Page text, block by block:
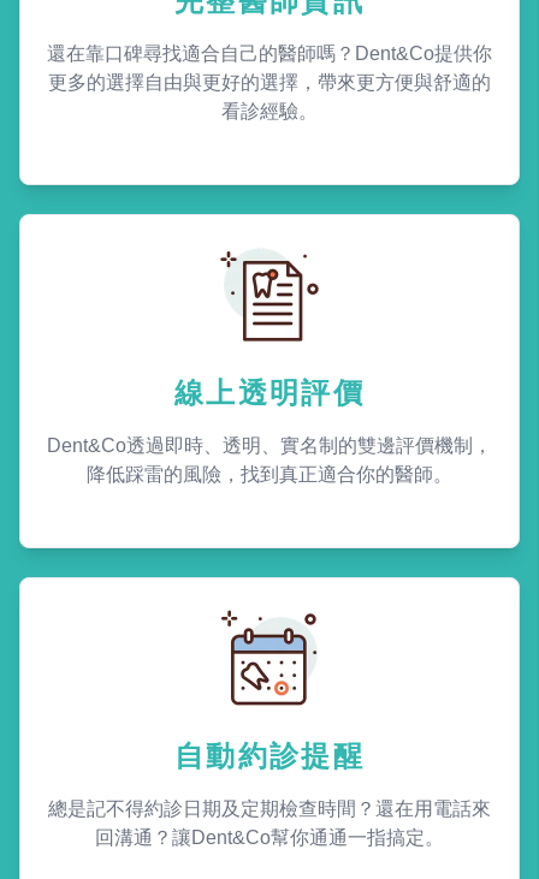
還在靠口碑尋找適合自己的醫師嗎？Dent&Co提供你
更多的選擇自由與更好的選擇，帶來更方便與舒適的
看診經驗。
線上透明評價
Dent&Co透過即時、透明、實名制的雙邊評價機制，
降低踩雷的風險，找到真正適合你的醫師。
自動約診提醒
總是記不得約診日期及定期檢查時間？還在用電話來
回溝通？讓Dent&Co幫你通通一指搞定。